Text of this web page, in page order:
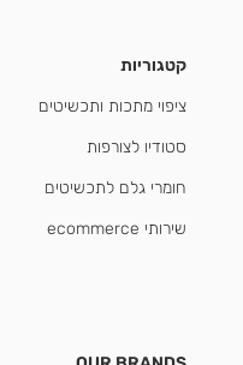
קטגוריות
ציפוי מתכות ותכשיטים
סטודיו לצורפות
חומרי גלם לתכשיטים
שירותי ecommerce